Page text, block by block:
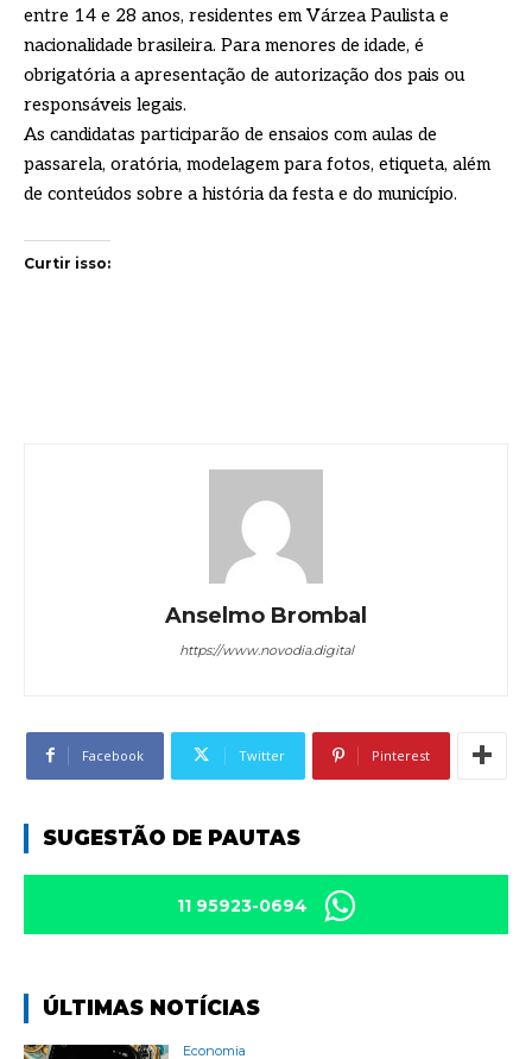
entre 14 e 28 anos, residentes em Várzea Paulista e
nacionalidade brasileira. Para menores de idade, é
obrigatória a apresentação de autorização dos pais ou
responsáveis legais.
As candidatas participarão de ensaios com aulas de
passarela, oratória, modelagem para fotos, etiqueta, além
de conteúdos sobre a história da festa e do município.
Curtir isso:
Anselmo Brombal
https://www.novodia.digital
Facebook Twitter Pinterest
SUGESTÃO DE PAUTAS
11 95923-0694
ÚLTIMAS NOTÍCIAS
Economia